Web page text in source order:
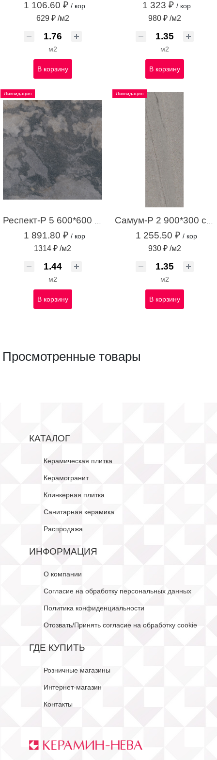
1 106.60 ₽ / кор
629 ₽ /м2
м2
В корзину
1 323 ₽ / кор
980 ₽ /м2
м2
В корзину
Ликвидация
1 891.80 ₽ / кор
1314 ₽ /м2
м2
В корзину
Ликвидация
1 255.50 ₽ / кор
930 ₽ /м2
м2
В корзину
Просмотренные товары
КАТАЛОГ
Керамическая плитка
Керамогранит
Клинкерная плитка
Санитарная керамика
Распродажа
ИНФОРМАЦИЯ
О компании
Согласие на обработку персональных данных
Политика конфиденциальности
Отозвать/Принять согласие на обработку cookie
ГДЕ КУПИТЬ
Розничные магазины
Интернет-магазин
Контакты